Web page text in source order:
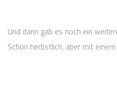
Und dann gab es noch ein
Schon herbstlich, aber mit einem